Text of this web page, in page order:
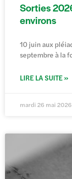
Sorties
environs
10 juin aux
septembre à la
LIRE LA SUITE »
mardi 26 mai 2026